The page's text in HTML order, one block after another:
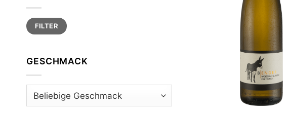
Min.
Preis
Max.
PreisFILTER
GESCHMACK